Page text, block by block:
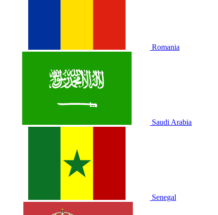
Romania
Saudi Arabia
Senegal